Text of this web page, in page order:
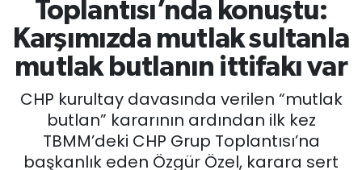
Toplantısı’nda konuştu:
Karşımızda mutlak sultanla
mutlak butlanın ittifakı var
CHP kurultay davasında verilen “mutlak
butlan” kararının ardından ilk kez
TBMM’deki CHP Grup Toplantısı’na
başkanlık eden Özgür Özel, karara sert
Yerel
Spor
Süper Lig Puan Durumu ve Fikstür
Tüm Manşetler
Son Dakika Haberleri
Haber Arşivi